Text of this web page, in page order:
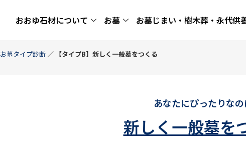
おおゆ石材について お墓 お墓じまい・樹木葬・永代供
お墓タイプ診断 ／ 【タイプB】新しく一般墓をつくる
あなたにぴったりな
新しく一般墓を